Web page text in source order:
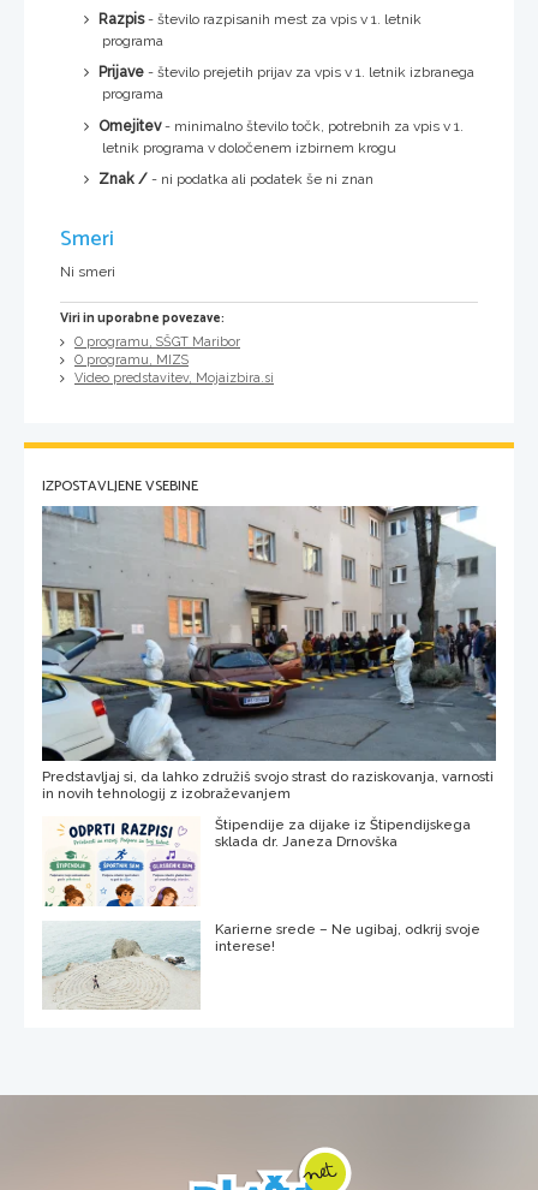
Razpis- število razpisanih mest za vpis v 1. letnik
programa
Prijave - število prejetih prijav za vpis v 1. letnik izbranega
programa
Omejitev- minimalno število točk, potrebnih za vpis v 1.
letnik programa v določenem izbirnem krogu
Znak / - ni podatka ali podatek še ni znan
Smeri
Ni smeri
Viri in uporabne povezave:
O programu, SŠGT Maribor
O programu, MIZS
Video predstavitev, Mojaizbira.si
IZPOSTAVLJENE VSEBINE
Predstavljaj si, da lahko združiš svojo strast do raziskovanja, varnosti
in novih tehnologij z izobraževanjem
Štipendije za dijake iz Štipendijskega
sklada dr. Janeza Drnovška
Karierne srede – Ne ugibaj, odkrij svoje
interese!